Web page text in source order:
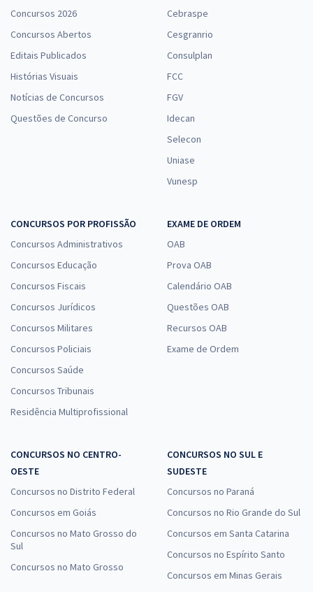
Concursos 2026
Concursos Abertos
Editais Publicados
Histórias Visuais
Notícias de Concursos
Questões de Concurso
Cebraspe
Cesgranrio
Consulplan
FCC
FGV
Idecan
Selecon
Uniase
Vunesp
CONCURSOS POR PROFISSÃO
Concursos Administrativos
Concursos Educação
Concursos Fiscais
Concursos Jurídicos
Concursos Militares
Concursos Policiais
Concursos Saúde
Concursos Tribunais
Residência Multiprofissional
EXAME DE ORDEM
OAB
Prova OAB
Calendário OAB
Questões OAB
Recursos OAB
Exame de Ordem
CONCURSOS NO CENTRO-
OESTE
Concursos no Distrito Federal
Concursos em Goiás
Concursos no Mato Grosso do
Sul
Concursos no Mato Grosso
CONCURSOS NO SUL E
SUDESTE
Concursos no Paraná
Concursos no Rio Grande do Sul
Concursos em Santa Catarina
Concursos no Espírito Santo
Concursos em Minas Gerais